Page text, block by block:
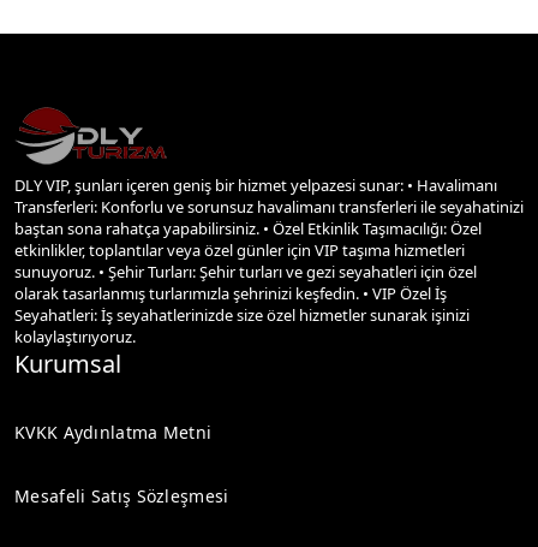
DLY VIP, şunları içeren geniş bir hizmet yelpazesi sunar: • Havalimanı
Transferleri: Konforlu ve sorunsuz havalimanı transferleri ile seyahatinizi
baştan sona rahatça yapabilirsiniz. • Özel Etkinlik Taşımacılığı: Özel
etkinlikler, toplantılar veya özel günler için VIP taşıma hizmetleri
sunuyoruz. • Şehir Turları: Şehir turları ve gezi seyahatleri için özel
olarak tasarlanmış turlarımızla şehrinizi keşfedin. • VIP Özel İş
Seyahatleri: İş seyahatlerinizde size özel hizmetler sunarak işinizi
kolaylaştırıyoruz.
Kurumsal
KVKK Aydınlatma Metni
Mesafeli Satış Sözleşmesi